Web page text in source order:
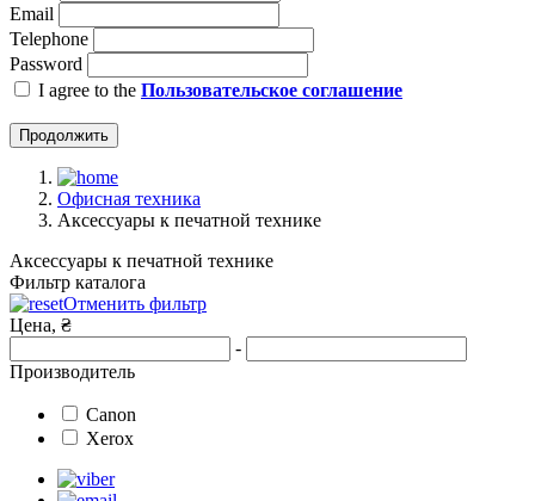
Email
Telephone
Password
I agree to the Пользовательское соглашение
Продолжить
Офисная техника
Аксессуары к печатной технике
Аксессуары к печатной технике
Фильтр каталога
Отменить фильтр
Цена, ₴
-
Производитель
Canon
Xerox